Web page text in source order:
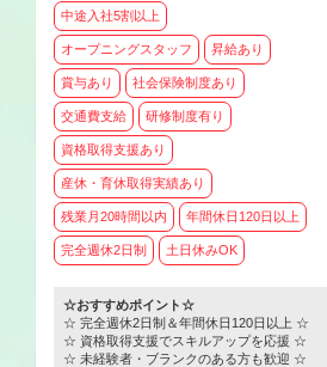
中途入社5割以上
オープニングスタッフ 昇給あり
賞与あり 社会保険制度あり
交通費支給 研修制度有り
資格取得支援あり
産休・育休取得実績あり
残業月20時間以内 年間休日120日以上
完全週休2日制 土日休みOK
☆おすすめポイント☆
☆ 完全週休2日制＆年間休日120日以上 ☆
☆ 資格取得支援でスキルアップを応援 ☆
☆ 未経験者・ブランクのある方も歓迎 ☆